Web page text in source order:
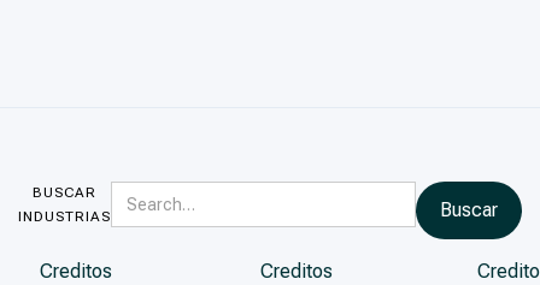
BUSCAR
INDUSTRIAS
Creditos
Creditos